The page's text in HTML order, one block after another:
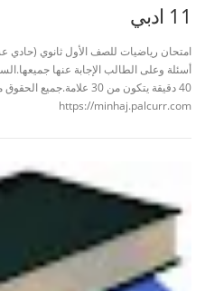
11 ادبي
امتحان رياضيات للصف الأول ثانوي (حادي
أسئلة وعلى الطالب الإجابة عنها
40 دقيقة يتكون من 30 علامة.جميع الحقوق محفوظة لموقع المنهاج الفلسطيني الجديد
https://minhaj.palcurr.com